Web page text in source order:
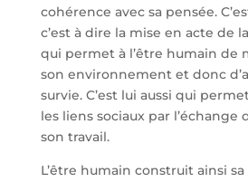
cohérence avec sa pensée.
c’est à dire la mise en acte de
qui permet à l’être humain de
son environnement et donc
survie. C’est lui aussi qui
les liens sociaux par l’échange
son travail.
L’être humain construit ainsi